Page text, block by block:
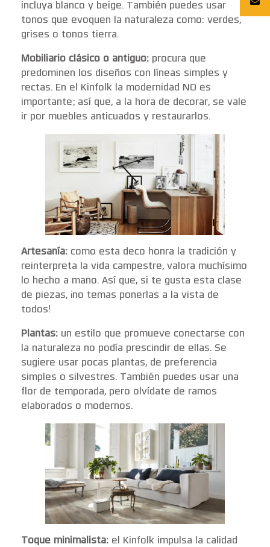
incluya blanco y beige. También puedes usar
tonos que evoquen la naturaleza como: verdes,
grises o tonos tierra.
Mobiliario clásico o antiguo: procura que
predominen los diseños con líneas simples y
rectas. En el Kinfolk la modernidad NO es
importante; así que, a la hora de decorar, se vale
ir por muebles anticuados y restaurarlos.
Artesanía: como esta deco honra la tradición y
reinterpreta la vida campestre, valora muchísimo
lo hecho a mano. Así que, si te gusta esta clase
de piezas, ¡no temas ponerlas a la vista de
todos!
Plantas: un estilo que promueve conectarse con
la naturaleza no podía prescindir de ellas. Se
sugiere usar pocas plantas, de preferencia
simples o silvestres. También puedes usar una
flor de temporada, pero olvídate de ramos
elaborados o modernos.
Toque minimalista: el Kinfolk impulsa la calidad